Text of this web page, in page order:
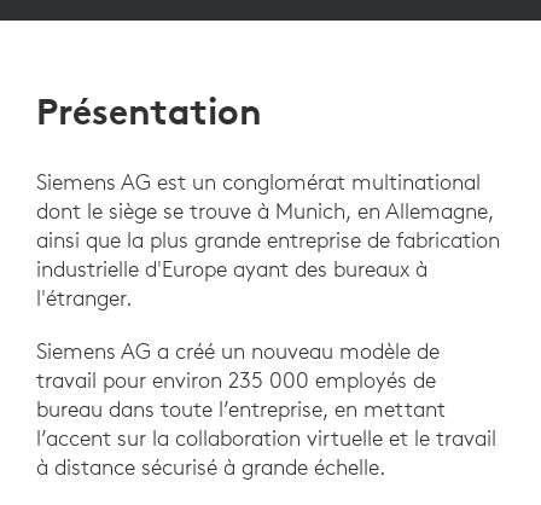
Présentation
Siemens AG est un conglomérat multinational
dont le siège se trouve à Munich, en Allemagne,
ainsi que la plus grande entreprise de fabrication
industrielle d'Europe ayant des bureaux à
l'étranger.
Siemens AG a créé un nouveau modèle de
travail pour environ 235 000 employés de
bureau dans toute l’entreprise, en mettant
l’accent sur la collaboration virtuelle et le travail
à distance sécurisé à grande échelle.